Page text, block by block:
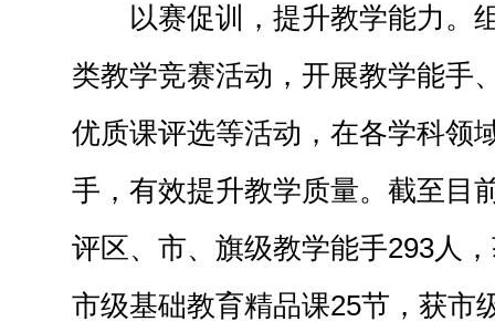
以赛促训，提升教学能力。
类教学竞赛活动，开展教学能手
优质课评选等活动，在各学科领
手，有效提升教学质量。截至目
评区、市、旗级教学能手293人
市级基础教育精品课25节，获市